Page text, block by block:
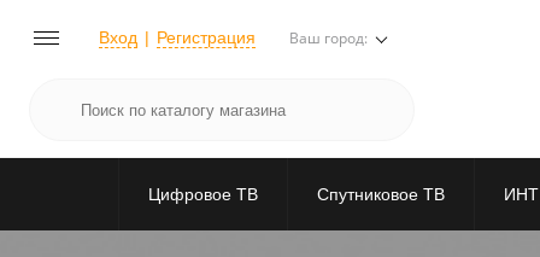
Вход Регистрация Ваш город:
Цифровое ТВ Спутниковое ТВ